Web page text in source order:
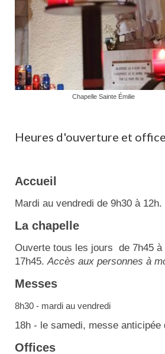
Chapelle Sainte Émilie
Heures d'ouverture et
Accueil
Mardi au vendredi de 9h30 à 12h.
La chapelle
Ouverte tous les jours de 7h45 à
17h45.Accès aux personnes à
Messes
8h30 - mardi au vendredi
18h - le samedi, messe anticipée
Offices